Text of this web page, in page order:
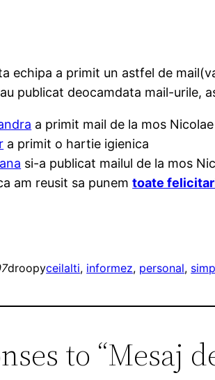
echipa a primit un astfel de
au publicat deocamdata mail-urile,
a primit mail de la mos Nicolae
a primit o hartie igienica
si-a publicat mailul de la mos
am reusit sa punemtoate
droopyceilalti, informez, personal,
to “Mesaj